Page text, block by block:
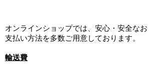
オンラインショップでは、安心・安全なお
支払い方法を多数ご用意しております。
輸送費